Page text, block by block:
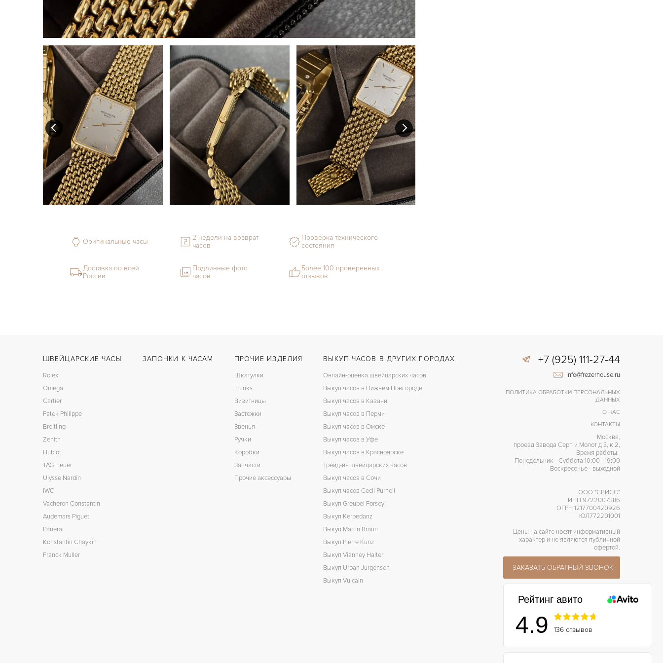
Оригинальные часы
2 недели на возврат
часов
Проверка технического
состояния
Доставка по всей
России
Подлинные фото
часов
Более 100 проверенных
отзывов
ШВЕЙЦАРСКИЕ ЧАСЫ
Rolex
Omega
Cartier
Patek Philippe
Breitling
Zenith
Hublot
TAG Heuer
Ulysse Nardin
IWC
Vacheron Constantin
Audemars Piguet
Panerai
Konstantin Chaykin
Franck Muller
ЗАПОНКИ К ЧАСАМ ПРОЧИЕ ИЗДЕЛИЯ
Шкатулки
Trunks
Визитницы
Застежки
Звенья
Ручки
Коробки
Запчасти
Прочие аксессуары
ВЫКУП ЧАСОВ В ДРУГИХ ГОРОДАХ
Онлайн-оценка швейцарских часов
Выкуп часов в Нижнем Новгороде
Выкуп часов в Казани
Выкуп часов в Перми
Выкуп часов в Омске
Выкуп часов в Уфе
Выкуп часов в Красноярске
Трейд-ин швейцарских часов
Выкуп часов в Сочи
Выкуп часов Cecil Purnell
Выкуп Greubel Forsey
Выкуп Kerbedanz
Выкуп Martin Braun
Выкуп Pierre Kunz
Выкуп Vianney Halter
Выкуп Urban Jurgensen
Выкуп Vulcain
+7 (925) 111-27-44
info@frezerhouse.ru
ПОЛИТИКА ОБРАБОТКИ ПЕРСОНАЛЬНЫХ
ДАННЫХ
О НАС
КОНТАКТЫ
Москва,
проезд Завода Серп и Молот д 3, к 2,
Время работы:
Понедельник - Суббота 10:00 - 19:00
Воскресенье - выходной
ООО "СВИСС"
ИНН 9722007386
ОГРН 1217700420926
ЮЛ772201001
Цены на сайте носят информативный
характер и не являются публичной
офертой.
ЗАКАЗАТЬ ОБРАТНЫЙ ЗВОНОК
Рейтинг авито
4.9 136 отзывов